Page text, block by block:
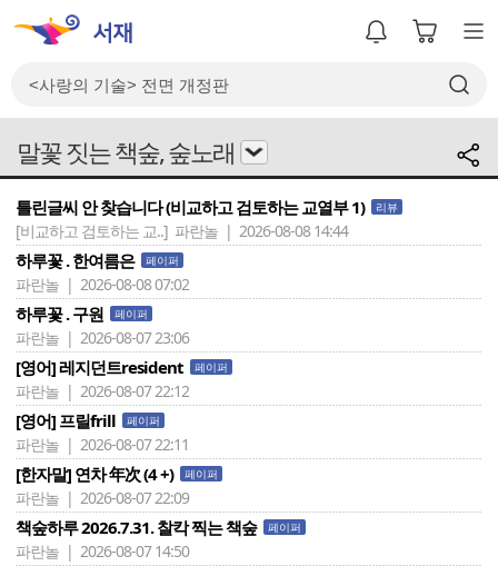
말꽃 짓는 책숲, 숲노래
틀린글씨 안 찾습니다 (비교하고 검토하는 교열부 1) 리뷰
[비교하고 검토하는 교..] 파란놀 | 2026-08-08 14:44
하루꽃 . 한여름은 페이퍼
파란놀 | 2026-08-08 07:02
하루꽃 . 구원 페이퍼
파란놀 | 2026-08-07 23:06
[영어] 레지던트resident 페이퍼
파란놀 | 2026-08-07 22:12
[영어] 프릴frill 페이퍼
파란놀 | 2026-08-07 22:11
[한자말] 연차 年次 (4 +) 페이퍼
파란놀 | 2026-08-07 22:09
책숲하루 2026.7.31. 찰칵 찍는 책숲 페이퍼
파란놀 | 2026-08-07 14:50